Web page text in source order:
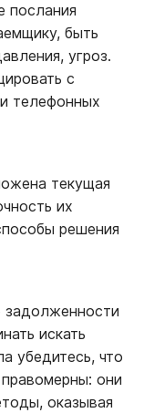
послания
быть
угроз.
с
телефонных
текущая
их
решения
искать
убедитесь, что
они
оказывая